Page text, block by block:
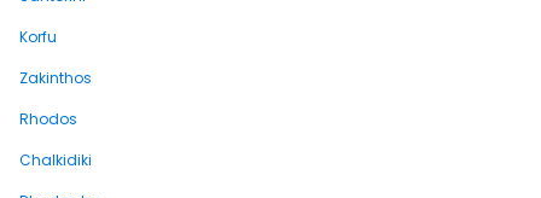
Korfu
Zakinthos
Rhodos
Chalkidiki